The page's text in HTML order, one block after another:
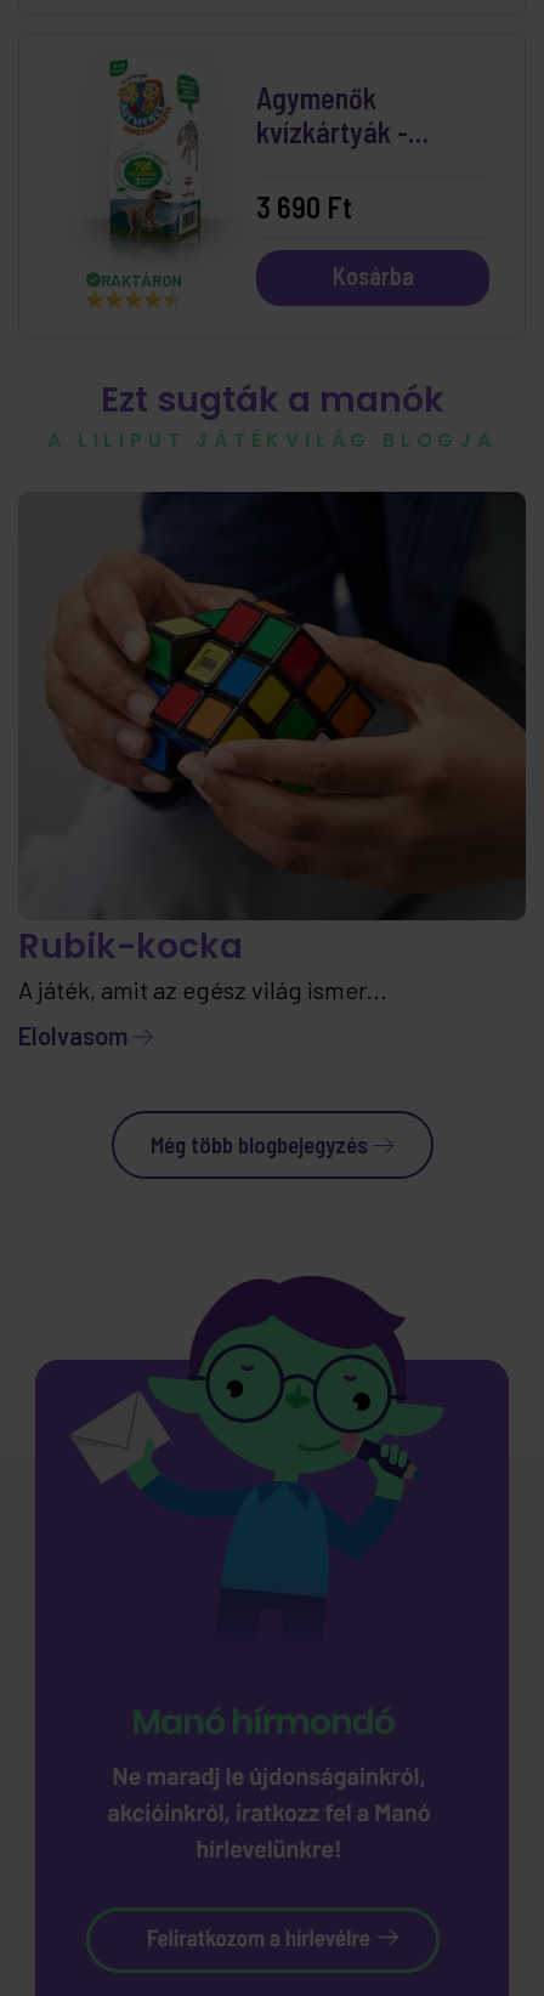
RAKTÁRON
Agymenők
kvízkártyák -
3 690 Ft
Kosárba
Ezt sugták a manók
A LILIPUT JÁTÉKVILÁG BLOGJA
Rubik-kocka
A játék, amit az egész világ ismer...
Elolvasom
Még több blogbejegyzés